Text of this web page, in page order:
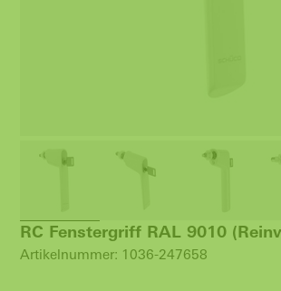
RC Fenstergriff RAL 9010
Artikelnummer: 1036-247658